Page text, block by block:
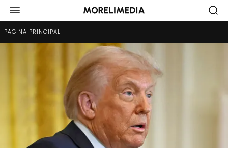
PÁGINA PRINCIPAL